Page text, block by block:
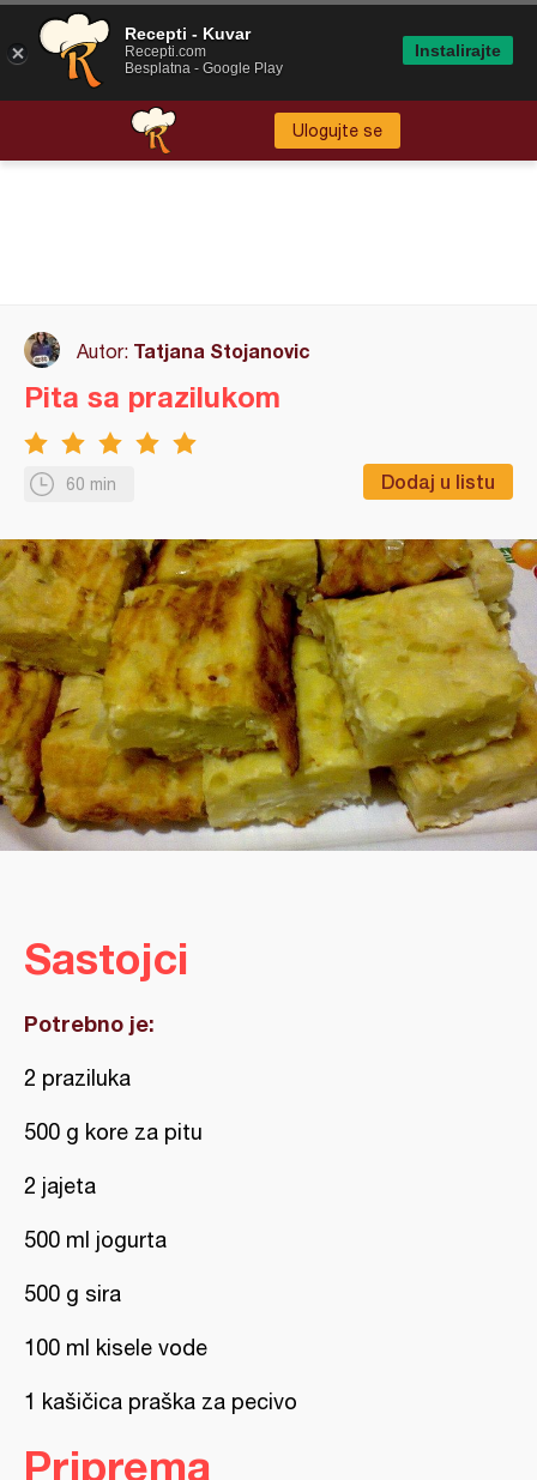
Ulogujte se
Autor: Tatjana Stojanovic
60 min Dodaj u listu
Pita sa prazilukom
Sastojci
Potrebno je:
2 praziluka
500 g kore za pitu
2 jajeta
500 ml jogurta
500 g sira
100 ml kisele vode
1 kašičica praška za pecivo
Priprema
Recepti - Kuvar
Recepti.com
Besplatna - Google Play
Instalirajte